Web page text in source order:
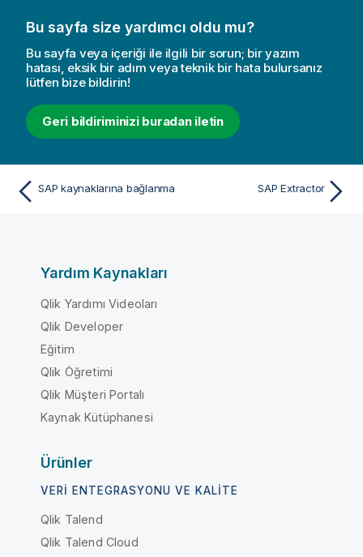
Bu sayfa size yardımcı oldu mu?
Bu sayfa veya içeriği ile ilgili bir sorun; bir yazım
hatası, eksik bir adım veya teknik bir hata bulursanız
lütfen bize bildirin!
Geri bildiriminizi buradan iletin
SAP kaynaklarına bağlanma SAP Extractor
Yardım Kaynakları
Qlik Yardımı Videoları
Qlik Developer
Eğitim
Qlik Öğretimi
Qlik Müşteri Portalı
Kaynak Kütüphanesi
Ürünler
VERI ENTEGRASYONU VE KALITE
Qlik Talend
Qlik Talend Cloud